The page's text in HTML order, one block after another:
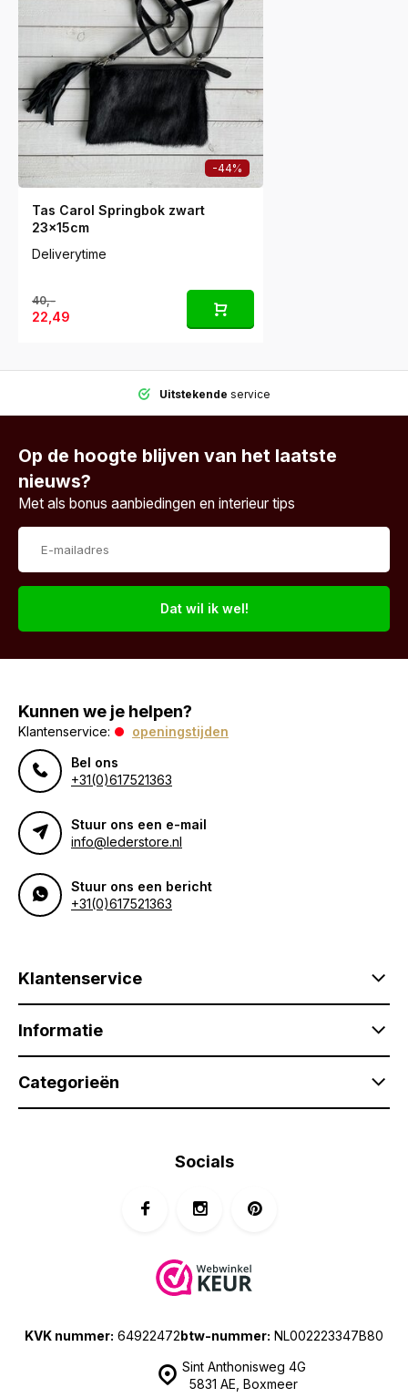
-44%
Tas Carol Springbok zwart
23x15cm
Deliverytime
40,-
22,49
Uitstekende service
Op de hoogte blijven van het laatste
nieuws?
Met als bonus aanbiedingen en interieur tips
Dat wil ik wel!
Kunnen we je helpen?
Klantenservice:
openingstijden
Bel ons
+31(0)617521363
Stuur ons een e-mail
info@lederstore.nl
Stuur ons een bericht
+31(0)617521363
Klantenservice
Informatie
Categorieën
Sint Anthonisweg 4G
5831 AE, Boxmeer
KVK nummer: 64922472btw-nummer: NL002223347B80
Socials